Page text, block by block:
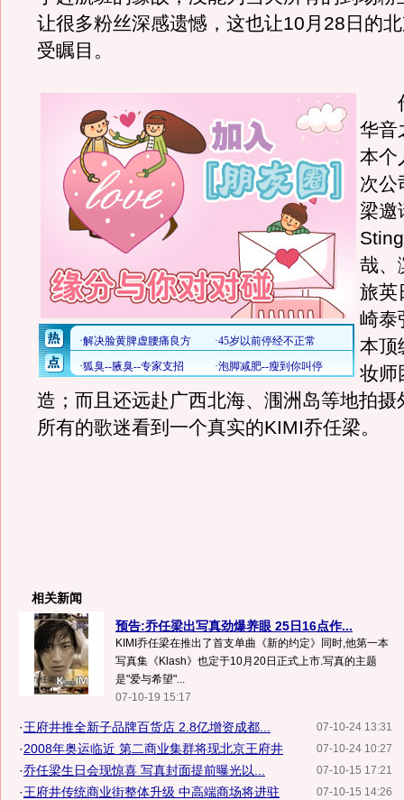
让很多粉丝深感遗憾，这也让10月28日的
受瞩目。
作
华音
本个
次公
梁邀
哉、
旅英
崎泰
本顶
妆师
造；而且还远赴广西北海、涠洲岛等地拍摄
所有的歌迷看到一个真实的KIMI乔任梁。
相关新闻
预告:乔任梁出写真劲爆养眼 25日16点作...
KIMI乔任梁在推出了首支单曲《新的约定》同时,他第一本
写真集《Klash》也定于10月20日正式上市.写真的主题
是"爱与希望"...
07-10-19 15:17
07-10-24 13:31
·王府井推全新子品牌百货店 2.8亿增资成都...
07-10-24 10:27
·2008年奥运临近 第二商业集群将现北京王府井
07-10-15 17:21
·乔任梁生日会现惊喜 写真封面提前曝光以...
07-10-15 14:26
·王府井传统商业街整体升级 中高端商场将进驻